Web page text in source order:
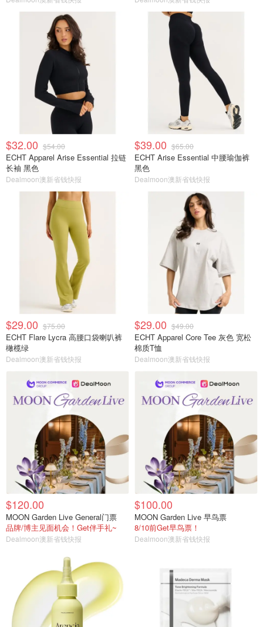
$32.00 $54.00
ECHT Apparel Arise Essential 拉链
长袖 黑色
Dealmoon澳新省钱快报
$39.00 $65.00
ECHT Arise Essential 中腰瑜伽裤
黑色
Dealmoon澳新省钱快报
$29.00 $75.00
ECHT Flare Lycra 高腰口袋喇叭裤
橄榄绿
Dealmoon澳新省钱快报
$29.00 $49.00
ECHT Apparel Core Tee 灰色 宽松
棉质T恤
Dealmoon澳新省钱快报
$120.00
MOON Garden Live General门票
品牌/博主见面机会！Get伴手礼~
Dealmoon澳新省钱快报
$100.00
MOON Garden Live 早鸟票
8/10前Get早鸟票！
Dealmoon澳新省钱快报